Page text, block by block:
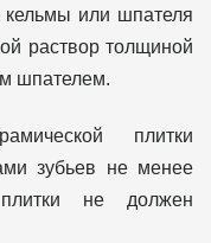
или шпателя
раствор толщиной
шпателем.
плитки
зубьев не менее
не должен